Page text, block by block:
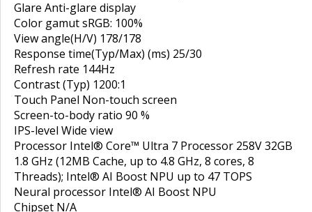
Glare Anti-glare display
Color gamut sRGB: 100%
View angle(H/V) 178/178
Response time(Typ/Max) (ms) 25/30
Refresh rate 144Hz
Contrast (Typ) 1200:1
Touch Panel Non-touch screen
Screen-to-body ratio 90 %
IPS-level Wide view
Processor Intel® Core™ Ultra 7 Processor 258V 32GB
1.8 GHz (12MB Cache, up to 4.8 GHz, 8 cores, 8
Threads); Intel® AI Boost NPU up to 47 TOPS
Neural processor Intel® AI Boost NPU
Chipset N/A